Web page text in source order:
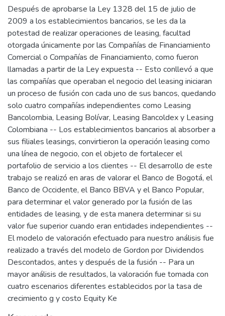
Después de aprobarse la Ley 1328 del 15 de julio de
2009 a los establecimientos bancarios, se les da la
potestad de realizar operaciones de leasing, facultad
otorgada únicamente por las Compañías de Financiamiento
Comercial o Compañías de Financiamiento, como fueron
llamadas a partir de la Ley expuesta -- Esto conllevó a que
las compañías que operaban el negocio del leasing iniciaran
un proceso de fusión con cada uno de sus bancos, quedando
solo cuatro compañías independientes como Leasing
Bancolombia, Leasing Bolívar, Leasing Bancoldex y Leasing
Colombiana -- Los establecimientos bancarios al absorber a
sus filiales leasings, convirtieron la operación leasing como
una línea de negocio, con el objeto de fortalecer el
portafolio de servicio a los clientes -- El desarrollo de este
trabajo se realizó en aras de valorar el Banco de Bogotá, el
Banco de Occidente, el Banco BBVA y el Banco Popular,
para determinar el valor generado por la fusión de las
entidades de leasing, y de esta manera determinar si su
valor fue superior cuando eran entidades independientes --
El modelo de valoración efectuado para nuestro análisis fue
realizado a través del modelo de Gordon por Dividendos
Descontados, antes y después de la fusión -- Para un
mayor análisis de resultados, la valoración fue tomada con
cuatro escenarios diferentes establecidos por la tasa de
crecimiento g y costo Equity Ke